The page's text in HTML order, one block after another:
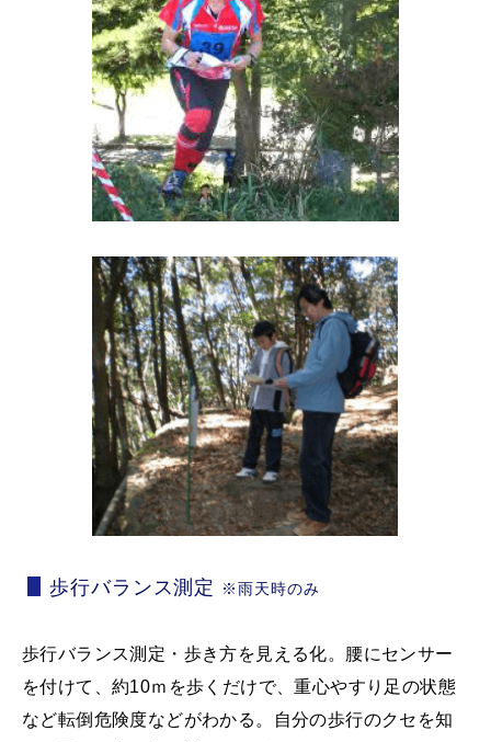
歩行バランス測定 ※雨天時のみ
歩行バランス測定・歩き方を見える化。腰にセンサー
を付けて、約10ｍを歩くだけで、重心やすり足の状態
など転倒危険度などがわかる。自分の歩行のクセを知